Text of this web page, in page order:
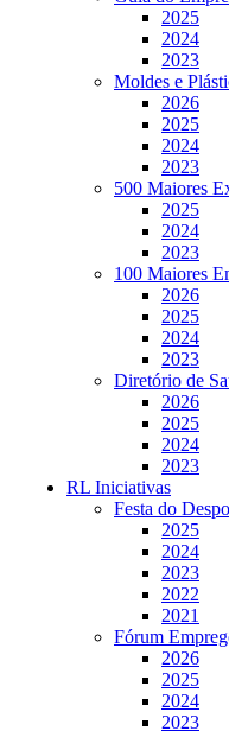
2025
2024
2023
Moldes e
2026
2025
2024
2023
500 Maiores
2025
2024
2023
100 Maiores
2026
2025
2024
2023
Diretório de
2026
2025
2024
2023
RL Iniciativas
Festa do
2025
2024
2023
2022
2021
Fórum
2026
2025
2024
2023